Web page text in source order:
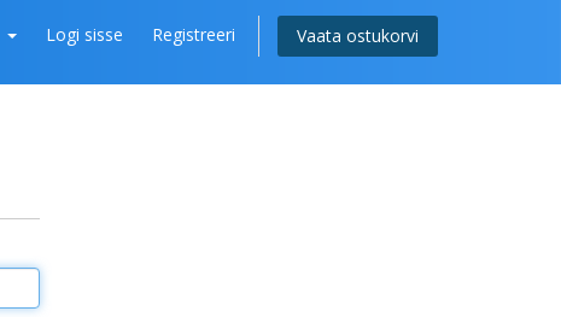
Logi sisse Registreeri Vaata ostukorvi